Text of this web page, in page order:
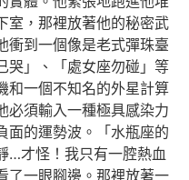
室，那裡放著他的秘密武
衝到一個像是老式彈珠臺
哭」、「處女座勿碰」等
和一個不知名的外星計算
必須輸入一種極具感染力
面的運勢波。「水瓶座的
…才怪！我只有一腔熱血
了一眼腳邊。那裡放著一